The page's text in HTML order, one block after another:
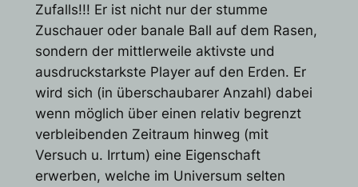
Zufalls!!! Er ist nicht nur der stumme
Zuschauer oder banale Ball auf dem Rasen,
sondern der mittlerweile aktivste und
ausdruckstarkste Player auf den Erden. Er
wird sich (in überschaubarer Anzahl) dabei
wenn möglich über einen relativ begrenzt
verbleibenden Zeitraum hinweg (mit
Versuch u. Irrtum) eine Eigenschaft
erwerben, welche im Universum selten